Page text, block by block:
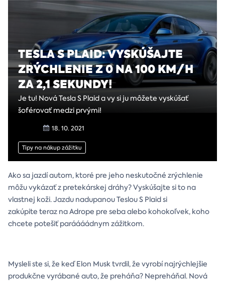
TESLA S PLAID: VYSKÚŠAJTE
ZRÝCHLENIE Z 0 NA 100 KM/H
ZA 2,1 SEKUNDY!
Je tu! Nová Tesla S Plaid a vy si ju môžete vyskúšať
šoférovať medzi prvými!
18. 10. 2021
Tipy na nákup zážitku
Ako sa jazdí autom, ktoré pre jeho neskutočné zrýchlenie
môžu vykázať z pretekárskej dráhy? Vyskúšajte si to na
vlastnej koži. Jazdu nadupanou Teslou S Plaid si
zakúpite teraz na Adrope pre seba alebo kohokoľvek, koho
chcete potešiť paráááádnym zážitkom.
Mysleli ste si, že keď Elon Musk tvrdil, že vyrobí najrýchlejšie
produkčne vyrábané auto, že preháňa? Nepreháňal. Nová